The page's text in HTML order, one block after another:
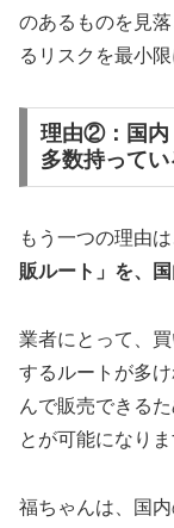
のあるものを見
るリスクを最小
理由②：国内
多数持ってい
もう一つの理由
販ルート」を、
業者にとって、
するルートが多
んで販売できる
とが可能になりま
福ちゃんは、国